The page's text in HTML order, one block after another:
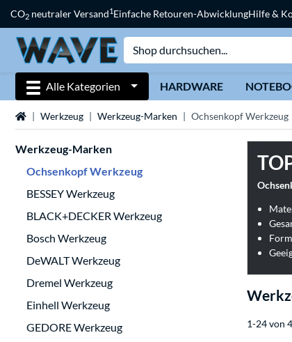
CO2 neutraler Versand1Einfache Retouren-AbwicklungHilfe &
Alle Kategorien HARDWARE
StartseiteWerkzeug Werkzeug-Marken Ochsenkopf Werkzeug
Werkzeug-Marken
Ochsenkopf Werkzeug
BESSEY Werkzeug
BLACK+DECKER Werkzeug
Bosch Werkzeug
DeWALT Werkzeug
Dremel Werkzeug
Einhell Werkzeug
GEDORE Werkzeug
1-24 von